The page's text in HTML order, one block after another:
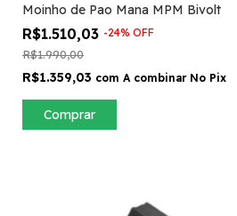
Moinho de Pao Mana MPM Bivolt
R$1.510,03 -24% OFF
R$1.990,00
R$1.359,03 com A combinar No Pix
Comprar